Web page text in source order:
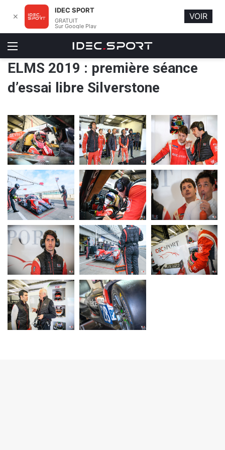
Menu
ELMS 2019 : première séance
d’essai libre Silverstone
✕
IDEC SPORT
GRATUIT
Sur Google Play
VOIR